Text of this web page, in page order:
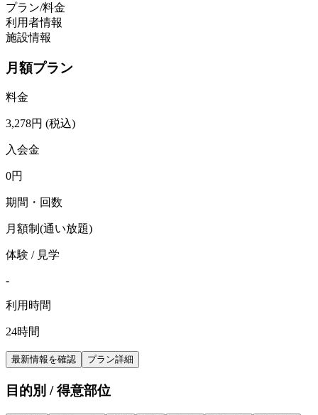
プラン/料金
利用者情報
施設情報
月額プラン
料金
3,278円 (税込)
入会金
0円
期間・回数
月額制(通い放題)
体験 / 見学
-
利用時間
24時間
最新情報を確認 プラン詳細
目的別 / 得意部位